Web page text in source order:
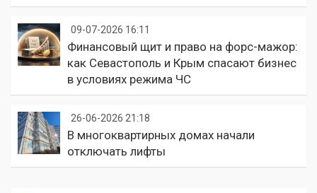
09-07-2026 16:11
Финансовый щит и право на форс-мажор:
как Севастополь и Крым спасают бизнес
в условиях режима ЧС
26-06-2026 21:18
В многоквартирных домах начали
отключать лифты